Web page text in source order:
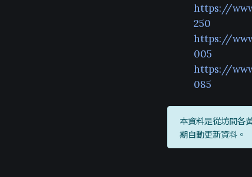
https://
250
https://
005
https://
085
本資料是從坊間各
期自動更新資料。